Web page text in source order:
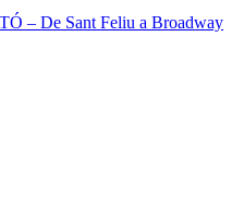
– De Sant Feliu a Broadway